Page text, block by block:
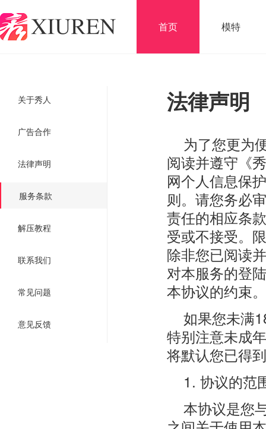
首页 模特
关于秀人
广告合作
法律声明
服务条款
解压教程
联系我们
常见问题
意见反馈
法律声明
为了您更为
阅读并遵守《
网个人信息保
则。请您务必
责任的相应条
受或不接受。
除非您已阅读
对本服务的登
本协议的约束。
如果您未满
特别注意未成
将默认您已得
1. 协议的范
本协议是您